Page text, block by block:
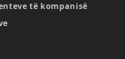
të kompanisë